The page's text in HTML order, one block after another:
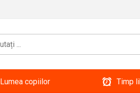
Lumea copiilor Timp